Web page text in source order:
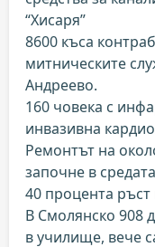
“Хисаря”
8600 къса
митническите
Андреево.
160 човека с
инвазивна
Ремонтът на
започне в
40 процента
В Смолянско 908
в училище, вече